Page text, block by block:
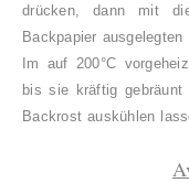
drücken, dann mit
Backpapier ausgelegten
Im auf 200°C
bis sie kräftig gebräunt
Backrost auskühlen